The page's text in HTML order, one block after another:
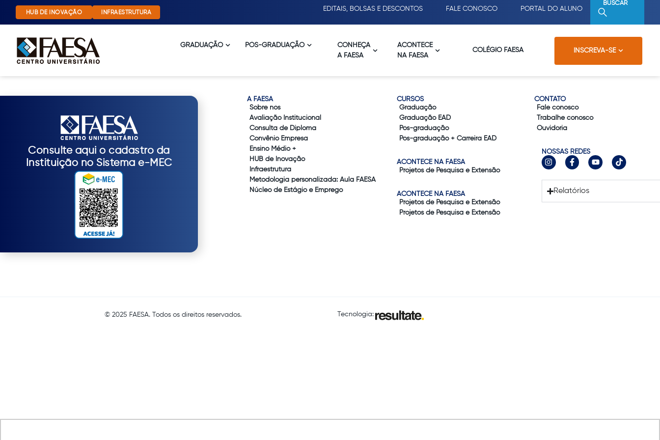
HUB DE INOVAÇÃO INFRAESTRUTURA
EDITAIS, BOLSAS E DESCONTOS FALE CONOSCO PORTAL DO ALUNO
BUSCAR
GRADUAÇÃO PÓS-GRADUAÇÃO
INSCREVA-SE
CONHEÇA
A FAESA
ACONTECE
NA FAESA
COLÉGIO FAESA
Consulte aqui o cadastro da
Instituição no Sistema e-MEC
A FAESA
Sobre nós
Avaliação Institucional
Consulta de Diploma
Convênio Empresa
Ensino Médio +
HUB de Inovação
Infraestrutura
Metodologia personalizada: Aula FAESA
Núcleo de Estágio e Emprego
CURSOS
Graduação
Graduação EAD
Pós-graduação
Pós-graduação + Carreira EAD
ACONTECE NA FAESA
Projetos de Pesquisa e Extensão
ACONTECE NA FAESA
Projetos de Pesquisa e Extensão
Projetos de Pesquisa e Extensão
CONTATO
Fale conosco
Trabalhe conosco
Ouvidoria
NOSSAS REDES
Relatórios
© 2025 FAESA. Todos os direitos reservados. Tecnologia: